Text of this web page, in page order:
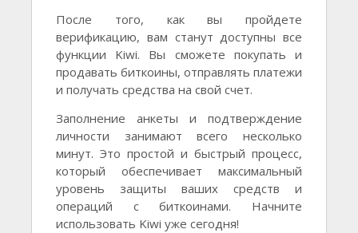
После того, как вы пройдете
верификацию, вам станут доступны все
функции Kiwi. Вы сможете покупать и
продавать биткоины, отправлять платежи
и получать средства на свой счет.
Заполнение анкеты и подтверждение
личности занимают всего несколько
минут. Это простой и быстрый процесс,
который обеспечивает максимальный
уровень защиты ваших средств и
операций с биткоинами. Начните
использовать Kiwi уже сегодня!